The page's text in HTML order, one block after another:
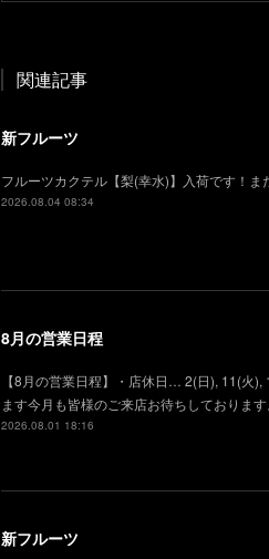
関連記事
新フルーツ
フルーツカクテル【梨(幸水)】入荷です！ま
2026.08.04 08:34
8月の営業日程
【8月の営業日程】・店休日… 2(日), 11(火
ます今月も皆様のご来店お待ちしております
2026.08.01 18:16
新フルーツ